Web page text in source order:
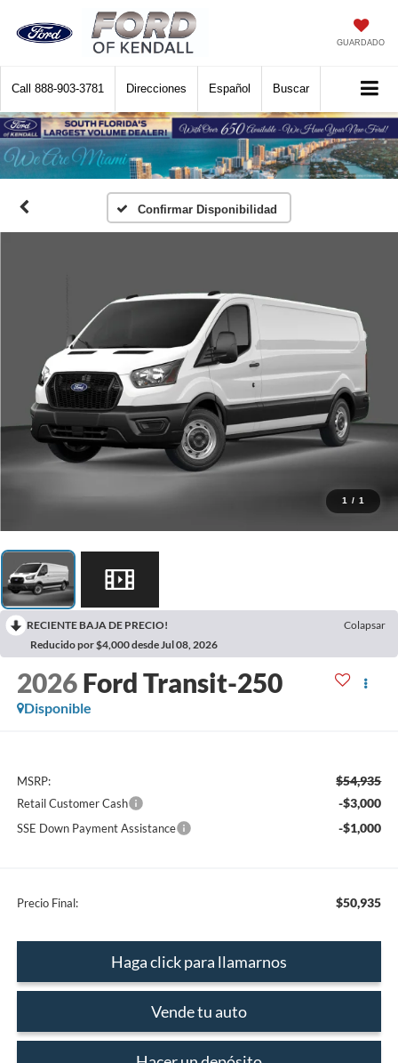
GUARDADO
Call 888-903-3781 Direcciones Español Buscar
Confirmar Disponibilidad
1 / 1
RECIENTE BAJA DE PRECIO!
Colapsar
Reducido por $4,000 desde Jul 08, 2026
2026 Ford Transit-250
Disponible
MSRP: $54,935
Retail Customer Cash -$3,000
SSE Down Payment Assistance -$1,000
Precio Final: $50,935
Haga click para llamarnos
Vende tu auto